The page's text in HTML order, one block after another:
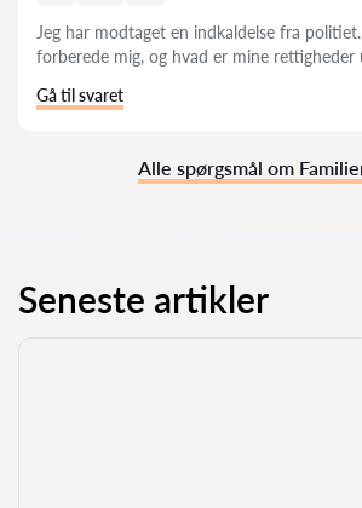
Jeg har modtaget en indkaldelse fra
forberede mig, og hvad er mine rettigheder
Gå til svaret
Alle spørgsmål om
Seneste artikler